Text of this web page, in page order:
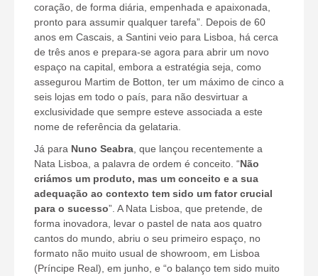
coração, de forma diária, empenhada e apaixonada,
pronto para assumir qualquer tarefa”. Depois de 60
anos em Cascais, a Santini veio para Lisboa, há cerca
de três anos e prepara-se agora para abrir um novo
espaço na capital, embora a estratégia seja, como
assegurou Martim de Botton, ter um máximo de cinco a
seis lojas em todo o país, para não desvirtuar a
exclusividade que sempre esteve associada a este
nome de referência da gelataria.
Já para Nuno Seabra , que lançou recentemente a
Nata Lisboa, a palavra de ordem é conceito. “Não
criámos um produto, mas um conceito e a sua
adequação ao contexto tem sido um fator crucial
para o sucesso”. A Nata Lisboa, que pretende, de
forma inovadora, levar o pastel de nata aos quatro
cantos do mundo, abriu o seu primeiro espaço, no
formato não muito usual de showroom, em Lisboa
(Príncipe Real), em junho, e “o balanço tem sido muito